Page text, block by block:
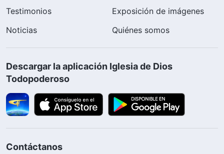
Testimonios
Exposición de imágenes
Noticias
Quiénes somos
Descargar la aplicación Iglesia de Dios
Todopoderoso
Contáctanos